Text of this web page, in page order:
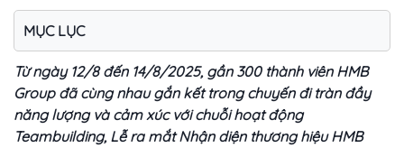
MỤC LỤC
Từ ngày 12/8 đến 14/8/2025, gần 300 thành viên HMB
Group đã cùng nhau gắn kết trong chuyến đi tràn đầy
năng lượng và cảm xúc với chuỗi hoạt động
Teambuilding, Lễ ra mắt Nhận diện thương hiệu HMB